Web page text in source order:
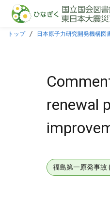
本文に飛ぶ
トップ 日本原子力研究開発機構図
renewal
福島第一原発事故